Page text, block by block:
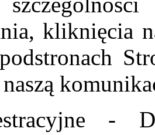
kliknięcia
-